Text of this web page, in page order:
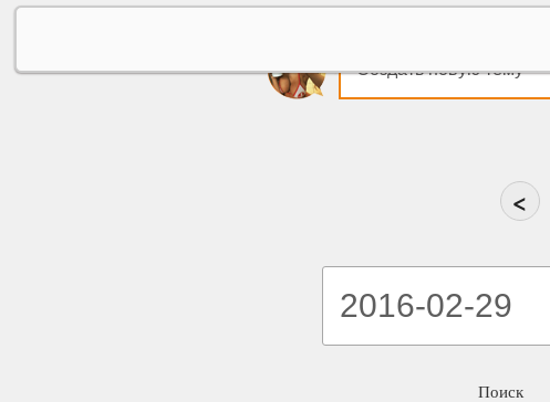
Создать новую тему
<
Поиск